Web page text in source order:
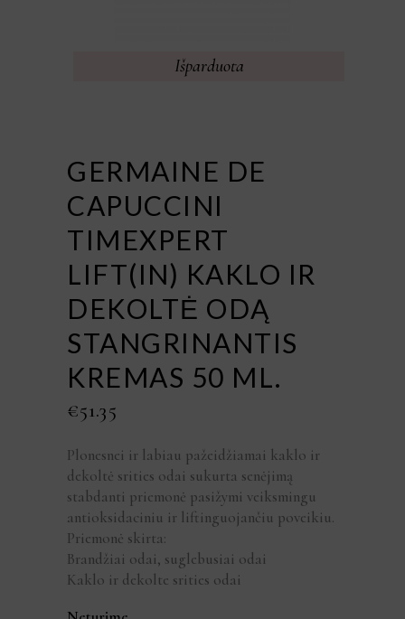
Išparduota
GERMAINE DE
CAPUCCINI
TIMEXPERT
LIFT(IN) KAKLO IR
DEKOLTĖ ODĄ
STANGRINANTIS
KREMAS 50 ML.
€51.35
Plonesnei ir labiau pažeidžiamai kaklo ir
dekoltė srities odai sukurta senėjimą
stabdanti priemonė pasižymi veiksmingu
antioksidaciniu ir liftinguojančiu poveikiu.
Priemonė skirta:
Brandžiai odai, suglebusiai odai
Kaklo ir dekolte srities odai